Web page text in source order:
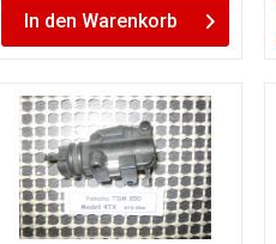
In den Warenkorb